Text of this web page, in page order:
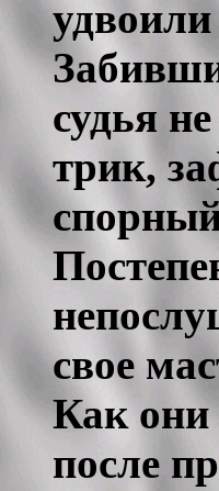
судья
трик,
свое
Как они
после